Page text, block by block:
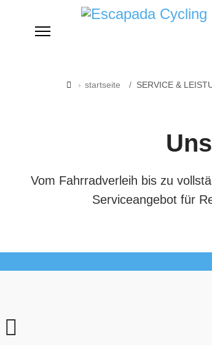
startseite SERVICE &
Vom Fahrradverleih bis zu
Serviceangebot für